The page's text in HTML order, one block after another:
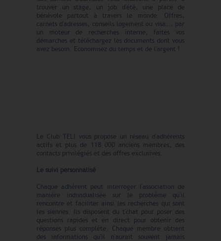
trouver un stage, un job d'été, une place de
bénévole partout à travers le monde. Offres,
carnets d'adresses, conseils logement ou visa... par
un moteur de recherches interne, faites vos
démarches et téléchargez les documents dont vous
avez besoin. Economisez du temps et de l'argent !
Le Club TELI vous propose un réseau d'adhérents
actifs et plus de 118 000 anciens membres, des
contacts privilégiés et des offres exclusives.
Le suivi personnalisé
Chaque adhérent peut interroger l'association de
manière individualisée sur le problème qu'il
rencontre et faciliter ainsi les recherches qui sont
les siennes. Ils disposent du t'chat pour poser des
questions rapides et en direct pour obtenir des
réponses plus complète. Chaque membre obtient
des informations qu'il n'aurait souvent jamais